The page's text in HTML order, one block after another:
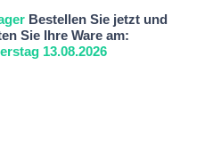
Bestellen Sie jetzt und
Sie Ihre Ware am:
13.08.2026